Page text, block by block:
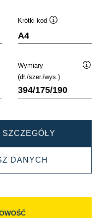
Krótki kod
A4
Wymiary
(dł./szer./wys.)
394/175/190
AGM
DANYCH
AGM